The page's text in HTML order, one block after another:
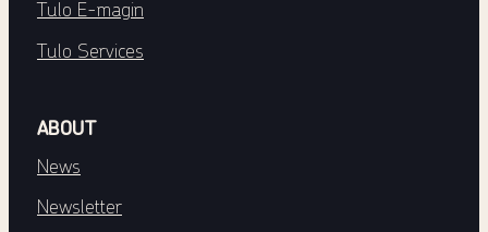
Tulo E-magin
Tulo Services
ABOUT
News
Newsletter